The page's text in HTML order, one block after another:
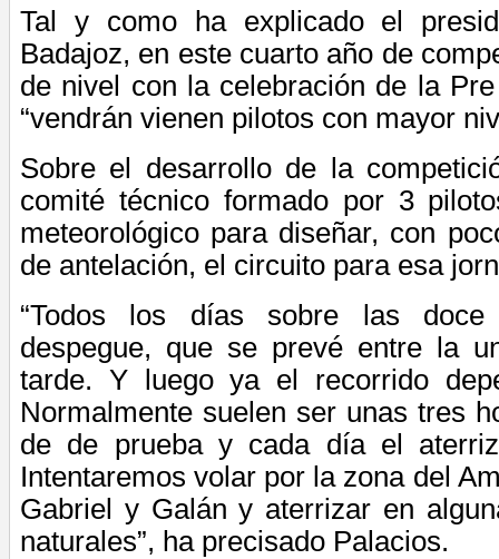
Tal y como ha explicado el
Badajoz, en este cuarto año de
de nivel con la celebración de la
“vendrán vienen pilotos con mayor
Sobre el desarrollo de la
comité técnico formado por 3
meteorológico para diseñar, con
de antelación, el circuito para esa
“Todos los días sobre las doce
despegue, que se prevé entre la
tarde. Y luego ya el recorrido
Normalmente suelen ser unas tres
de de prueba y cada día el
Intentaremos volar por la zona del
Gabriel y Galán y aterrizar en
naturales”, ha precisado Palacios.